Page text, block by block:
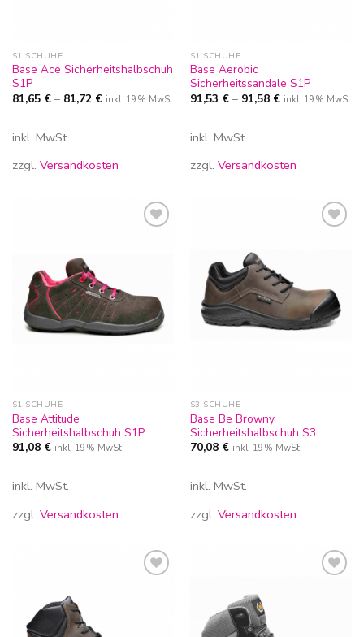
S1 SCHUHE
Base Ace Sicherheitshalbschuh
S1P
81,65 €– 81,72 € inkl. 19% MwSt
inkl. MwSt.
zzgl. Versandkosten
S1 SCHUHE
Base Aerobic
Sicherheitssandale S1P
91,53 €– 91,58 € inkl. 19% MwSt
inkl. MwSt.
zzgl. Versandkosten
S1 SCHUHE
Base Attitude
Sicherheitshalbschuh S1P
91,08 € inkl. 19% MwSt
inkl. MwSt.
zzgl. Versandkosten
S3 SCHUHE
Base Be Browny
Sicherheitshalbschuh S3
70,08 € inkl. 19% MwSt
inkl. MwSt.
zzgl. Versandkosten